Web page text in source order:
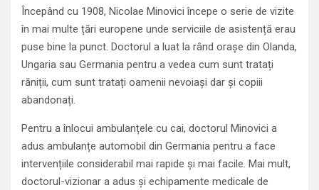
Începând cu 1908, Nicolae Minovici începe o serie de vizite
în mai multe țări europene unde serviciile de asistență erau
puse bine la punct. Doctorul a luat la rând orașe din Olanda,
Ungaria sau Germania pentru a vedea cum sunt tratați
răniții, cum sunt tratați oamenii nevoiași dar și copiii
abandonați.
Pentru a înlocui ambulanțele cu cai, doctorul Minovici a
adus ambulanțe automobil din Germania pentru a face
intervențiile considerabil mai rapide și mai facile. Mai mult,
doctorul-vizionar a adus și echipamente medicale de